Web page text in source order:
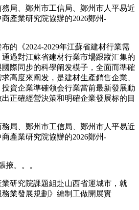
、鄭州市工信局、鄭州市人平易近
產業研究院協辦的2026鄭州-
《2024-2029年江蘇省建材行業需
過對江蘇省建材行業市場跟蹤汇集的
際同步的科學阐发模子，全面而準確
高度來阐发，是建材生產銷售企業、
資企業準確领会行業當前最新發展動
正確經營決策和明確企業發展标的目
、鄭州市工信局、鄭州市人平易近
產業研究院協辦的2026鄭州-
。。。
究院課題組赴山西省運城市，就
務業發展規劃》編制工做開展實